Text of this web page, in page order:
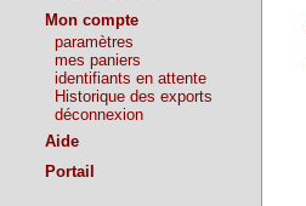
Mon compte
paramètres
mes paniers
identifiants en attente
Historique des exports
déconnexion
Aide
Portail